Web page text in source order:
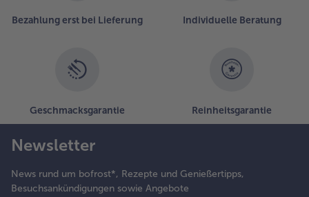
Bezahlung erst bei Lieferung Individuelle Beratung
Geschmacksgarantie Reinheitsgarantie
Newsletter
News rund um bofrost*, Rezepte und Genießertipps,
Besuchsankündigungen sowie Angebote